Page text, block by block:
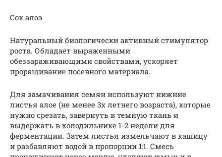
Сок алоэ
Натуральный биологически активный стимулятор
роста. Обладает выраженными
обеззараживающими свойствами, ускоряет
проращивание посевного материала.
Для замачивания семян используют нижние
листья алое (не менее 3х летнего возраста), которые
нужно срезать, завернуть в темную ткань и
выдержать в холодильнике 1-2 недели для
ферментации. Затем листья измельчают в кашицу
и разбавляют водой в пропорции 1:1. Смесь